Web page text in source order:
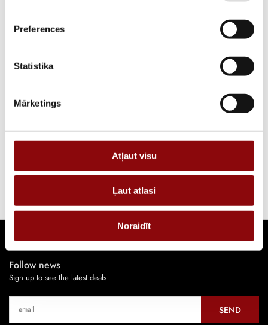
Preferences
Statistika
Mārketings
Atļaut visu
Ļaut atlasi
Noraidīt
Oil system
View more
Follow news
Sign up to see the latest deals
SEND